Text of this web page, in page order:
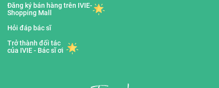
Đăng ký bán hàng trên IVIE-
Shopping Mall
Hỏi đáp bác sĩ
Trở thành đối tác
của IVIE - Bác sĩ ơi